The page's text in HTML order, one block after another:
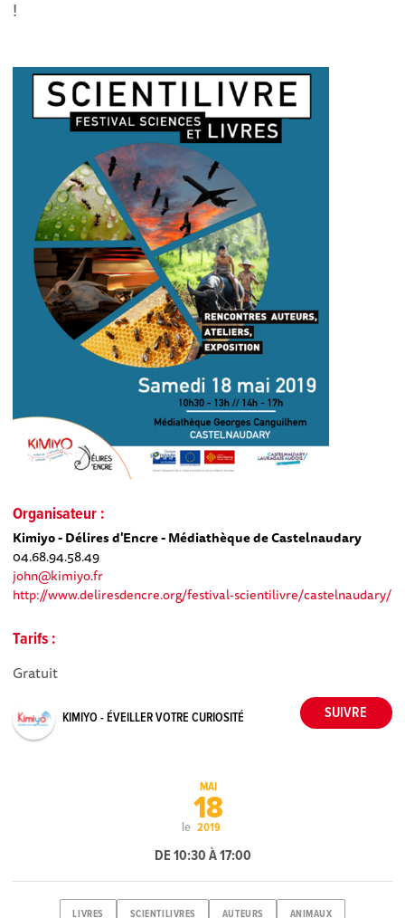
!
Organisateur :
Kimiyo - Délires d'Encre - Médiathèque de Castelnaudary
04.68.94.58.49
john@kimiyo.fr
http://www.deliresdencre.org/festival-scientilivre/castelnaudary/
Tarifs :
Gratuit
KIMIYO - ÉVEILLER VOTRE CURIOSITÉ
le
MAI
18
2019
DE 10:30 À 17:00
LIVRES SCIENTILIVRES AUTEURS ANIMAUX